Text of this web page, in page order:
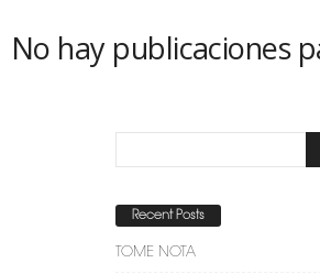
No hay publicaciones
Recent Posts
TOME NOTA